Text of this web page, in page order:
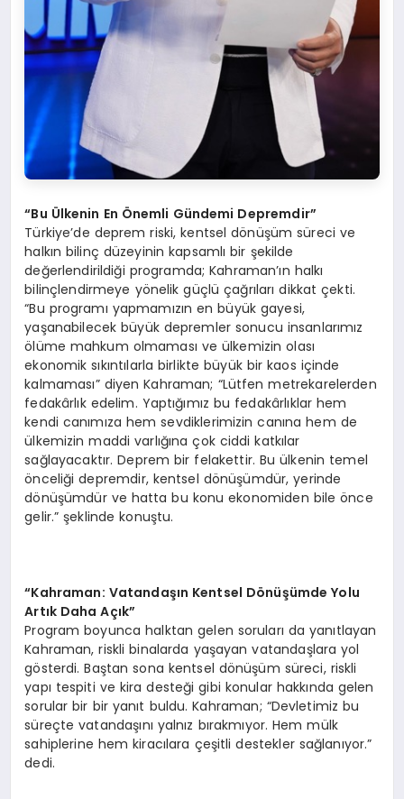
“Bu Ülkenin En Önemli Gündemi Depremdir”
Türkiye’de deprem riski, kentsel dönüşüm süreci ve
halkın bilinç düzeyinin kapsamlı bir şekilde
değerlendirildiği programda; Kahraman’ın halkı
bilinçlendirmeye yönelik güçlü çağrıları dikkat çekti.
“Bu programı yapmamızın en büyük gayesi,
yaşanabilecek büyük depremler sonucu insanlarımız
ölüme mahkum olmaması ve ülkemizin olası
ekonomik sıkıntılarla birlikte büyük bir kaos içinde
kalmaması” diyen Kahraman; “Lütfen metrekarelerden
fedakârlık edelim. Yaptığımız bu fedakârlıklar hem
kendi canımıza hem sevdiklerimizin canına hem de
ülkemizin maddi varlığına çok ciddi katkılar
sağlayacaktır. Deprem bir felakettir. Bu ülkenin temel
önceliği depremdir, kentsel dönüşümdür, yerinde
dönüşümdür ve hatta bu konu ekonomiden bile önce
gelir.” şeklinde konuştu.
“Kahraman: Vatandaşın Kentsel Dönüşümde Yolu
Artık Daha Açık”
Program boyunca halktan gelen soruları da yanıtlayan
Kahraman, riskli binalarda yaşayan vatandaşlara yol
gösterdi. Baştan sona kentsel dönüşüm süreci, riskli
yapı tespiti ve kira desteği gibi konular hakkında gelen
sorular bir bir yanıt buldu. Kahraman; “Devletimiz bu
süreçte vatandaşını yalnız bırakmıyor. Hem mülk
sahiplerine hem kiracılara çeşitli destekler sağlanıyor.”
dedi.